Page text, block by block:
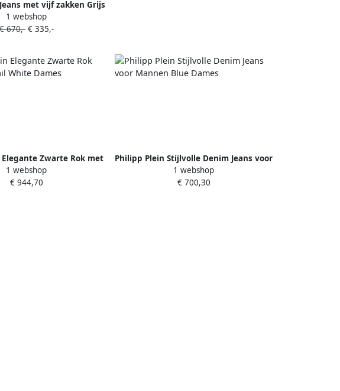
met vijf zakken Grijs
1 webshop
670,-€ 335,-
Zwarte Rok met
White Dames
1 webshop
€ 944,70
Philipp Plein Stijlvolle Denim Jeans voor
Mannen Blue Dames
1 webshop
€ 700,30